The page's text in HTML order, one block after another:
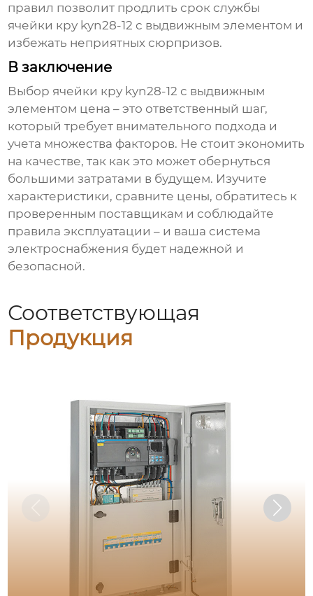
правил позволит продлить срок службы
ячейки кру kyn28-12 с выдвижным элементом и
избежать неприятных сюрпризов.
В заключение
Выбор ячейки кру kyn28-12 с выдвижным
элементом цена – это ответственный шаг,
который требует внимательного подхода и
учета множества факторов. Не стоит экономить
на качестве, так как это может обернуться
большими затратами в будущем. Изучите
характеристики, сравните цены, обратитесь к
проверенным поставщикам и соблюдайте
правила эксплуатации – и ваша система
электроснабжения будет надежной и
безопасной.
Соответствующая
Продукция